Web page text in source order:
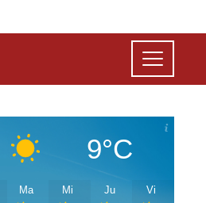
9°C
Ma Mi Ju Vi